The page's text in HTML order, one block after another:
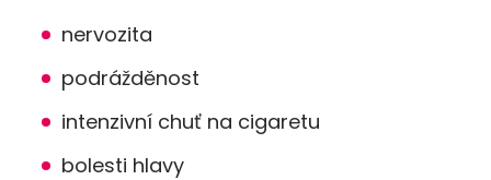
nervozita
podrážděnost
intenzivní chuť na cigaretu
bolesti hlavy